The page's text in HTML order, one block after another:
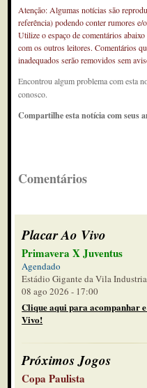
Atenção: Algumas notícias são
referência) podendo conter rumores
Utilize o espaço de comentários
com os outros leitores. Comentários
inadequados serão removidos sem
Encontrou algum problema com esta
conosco.
Compartilhe esta notícia com seus
Comentários
Placar Ao Vivo
Primavera X Juventus
Agendado
Estádio Gigante da Vila
08 ago 2026 - 17:00
Clique aqui para acompanhar
Vivo!
Próximos Jogos
Copa Paulista